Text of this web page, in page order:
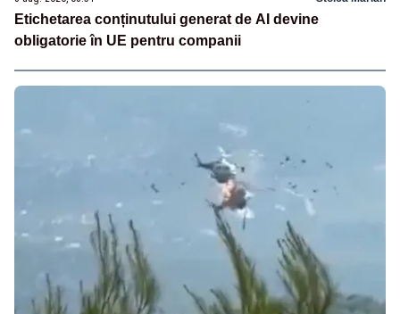
Etichetarea conținutului generat de AI devine
obligatorie în UE pentru companii